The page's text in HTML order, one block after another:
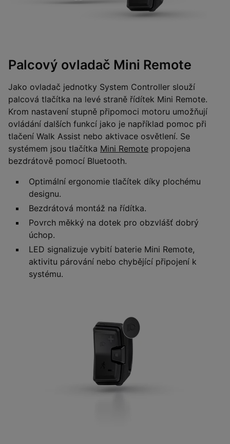
Palcový ovladač Mini Remote
Jako ovladač jednotky System Controller slouží
palcová tlačítka na levé straně řídítek Mini Remote.
Krom nastavení stupně připomoci motoru umožňují
ovládání dalších funkcí jako je například pomoc při
tlačení Walk Assist nebo aktivace osvětlení. Se
systémem jsou tlačítka Mini Remote propojena
bezdrátově pomocí Bluetooth.
Optimální ergonomie tlačítek díky plochému
designu.
Bezdrátová montáž na řídítka.
Povrch měkký na dotek pro obzvlášť dobrý
úchop.
LED signalizuje vybití baterie Mini Remote,
aktivitu párování nebo chybějící připojení k
systému.